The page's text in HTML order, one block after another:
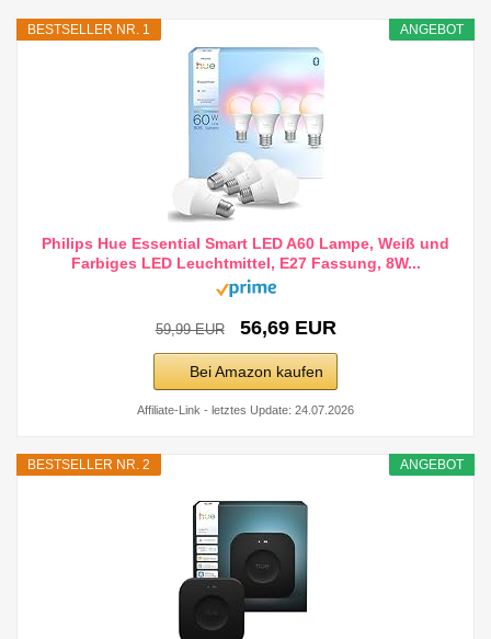
ANGEBOT
BESTSELLER NR. 1
Philips Hue Essential Smart LED A60 Lampe, Weiß und
Farbiges LED Leuchtmittel, E27 Fassung, 8W...
59,99 EUR 56,69 EUR
Bei Amazon kaufen
Affiliate-Link - letztes Update: 24.07.2026
ANGEBOT
BESTSELLER NR. 2